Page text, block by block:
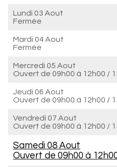
Lundi 03 Aout
Fermée
Mardi 04 Aout
Fermée
Mercredi 05 Aout
Ouvert de 09h00 à 12h00 /
Jeudi 06 Aout
Ouvert de 09h00 à 12h00 /
Vendredi 07 Aout
Ouvert de 09h00 à 12h00 /
Samedi 08 Aout
Ouvert de 09h00 à